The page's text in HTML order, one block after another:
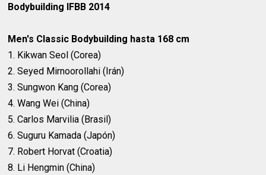
Bodybuilding IFBB 2014
Men's Classic Bodybuilding hasta 168 cm
1. Kikwan Seol (Corea)
2. Seyed Mirnoorollahi (Irán)
3. Sungwon Kang (Corea)
4. Wang Wei (China)
5. Carlos Marvilia (Brasil)
6. Suguru Kamada (Japón)
7. Robert Horvat (Croatia)
8. Li Hengmin (China)